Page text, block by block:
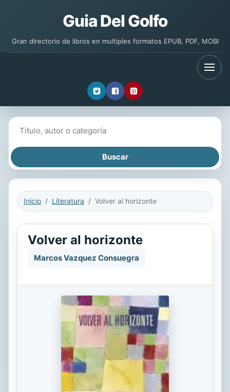
Guia Del Golfo
Gran directorio de libros en multiples formatos EPUB, PDF, MOBI
Inicio Literatura Volver al horizonte
Volver al horizonte
Marcos Vazquez Consuegra